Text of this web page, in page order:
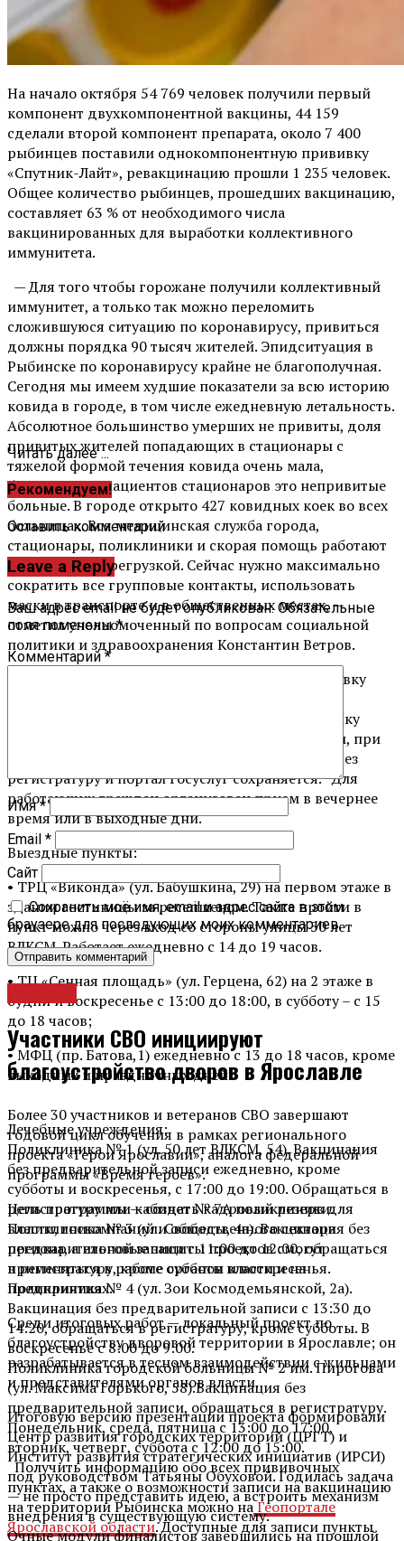
На начало октября 54 769 человек получили первый
компонент двухкомпонентной вакцины, 44 159
сделали второй компонент препарата, около 7 400
рыбинцев поставили однокомпонентную прививку
«Спутник-Лайт», ревакцинацию прошли 1 235 человек.
Общее количество рыбинцев, прошедших вакцинацию,
составляет 63 % от необходимого числа
вакцинированных для выработки коллективного
иммунитета.
— Для того чтобы горожане получили коллективный
иммунитет, а только так можно переломить
сложившуюся ситуацию по коронавирусу, привиться
должны порядка 90 тысяч жителей. Эпидситуация в
Рыбинске по коронавирусу крайне не благополучная.
Сегодня мы имеем худшие показатели за всю историю
ковида в городе, в том числе ежедневную летальность.
Абсолютное большинство умерших не привиты, доля
привитых жителей попадающих в стационары с
тяжелой формой течения ковида очень мала,
большинство пациентов стационаров это непривитые
больные. В городе открыто 427 ковидных коек во всех
больницах. Вся медицинская служба города,
стационары, поликлиники и скорая помощь работают
с серьезной перегрузкой. Сейчас нужно максимально
сократить все групповые контакты, использовать
маски в транспорте и в общественных местах, —
отметил уполномоченный по вопросам социальной
политики и здравоохранения Константин Ветров.
Кампания по вакцинации продолжается. Прививку
поликлинике по месту жительства. В поликлинику
можно обращаться без предварительной записи, при
этом возможность предварительной записи через
регистратуру и портал Госуслуг сохраняется. Для
работающих граждан организован прием в вечернее
время или в выходные дни.
Выездные пункты:
• ТРЦ «Виконда» (ул. Бабушкина, 29) на первом этаже в
здании гостиницы за ресепшеном. Также пройти в
пункт можно через вход со стороны улицы 50 лет
ВЛКСМ. Работает ежедневно с 14 до 19 часов.
• ТЦ «Сенная площадь» (ул. Герцена, 62) на 2 этаже в
будни и воскресенье с 13:00 до 18:00, в субботу – с 15
до 18 часов;
• МФЦ (пр. Батова,1) ежедневно с 13 до 18 часов, кроме
выходных и праздничных дней.
Лечебные учреждения:
Поликлиника № 1 (ул. 50 лет ВЛКСМ, 54). Вакцинация
без предварительной записи ежедневно, кроме
субботы и воскресенья, с 17:00 до 19:00. Обращаться в
регистратуру или кабинет № 7А поликлиники.
Поликлиника № 3 (ул. Свободы, 4а). Вакцинация без
предварительной записи с 11:00 до 12:00, обращаться
в регистратуру, кроме субботы и воскресенья.
Поликлиника № 4 (ул. Зои Космодемьянской, 2а).
Вакцинация без предварительной записи с 13:30 до
14:20, обращаться в регистратуру, кроме субботы. В
воскресенье с 8:00 до 9:00.
Поликлиника городской больницы № 2 им. Пирогова
(ул. Максима Горького, 58).Вакцинация без
предварительной записи, обращаться в регистратуру.
Понедельник, среда, пятница с 13:00 до 17:00,
вторник, четверг, суббота с 12:00 до 15:00.
Получить информацию обо всех прививочных
пунктах, а также о возможности записи на вакцинацию
на территории Рыбинска можно наГеопортале
Ярославской области. Доступные для записи пункты
Читать далее ...
Рекомендуем!
Оставить комментарий
Leave a Reply
Ваш адрес email не будет опубликован. Обязательные
поля помечены*
Комментарий *
Имя*
Email *
Сайт
Сохранить моё имя, email и адрес сайта в этом
браузере для последующих моих комментариев.
Участники СВО инициируют
благоустройство дворов в Ярославле
Более 30 участников и ветеранов СВО завершают
годовой цикл обучения в рамках регионального
проекта «Герои Ярославии», аналога федеральной
программы «Время героев».
Цель программы — создать кадровый резерв для
власти, госкомпаний и общественного сектора
региона, а итоговые защиты проектов смогут
применяться в работе органов власти и на
предприятиях.
Среди итоговых работ — локальный проект по
благоустройству дворовой территории в Ярославле; он
разрабатывается в тесном взаимодействии с жильцами
и представителями органов власти.
Итоговую версию презентации проекта формировали
Центр развития городских территорий (ЦРГТ) и
Институт развития стратегических инициатив (ИРСИ)
под руководством Татьяны Обуховой. Годилась задача
— не просто представить идею, а встроить механизм
внедрения в существующую систему.
Очные модули финалистов завершились на прошлой